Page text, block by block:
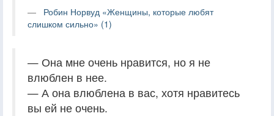
Робин Норвуд «Женщины, которые любят
слишком сильно» (1)
— Она мне очень нравится, но я не
влюблен в нее.
— А она влюблена в вас, хотя нравитесь
вы ей не очень.